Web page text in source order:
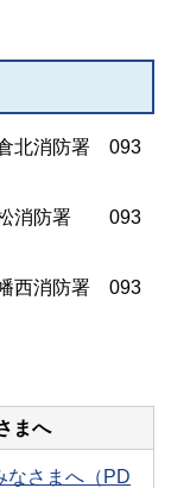
消防署 093
消防署 093
消防署 093
まへ
なさまへ（PD